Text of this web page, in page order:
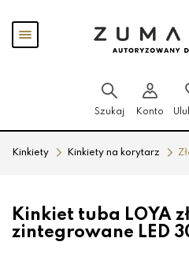
Pokaż
menu
Szukaj Konto
Kinkiety Kinkiety na korytarz
Kinkiet tuba LOYA
zintegrowane LED